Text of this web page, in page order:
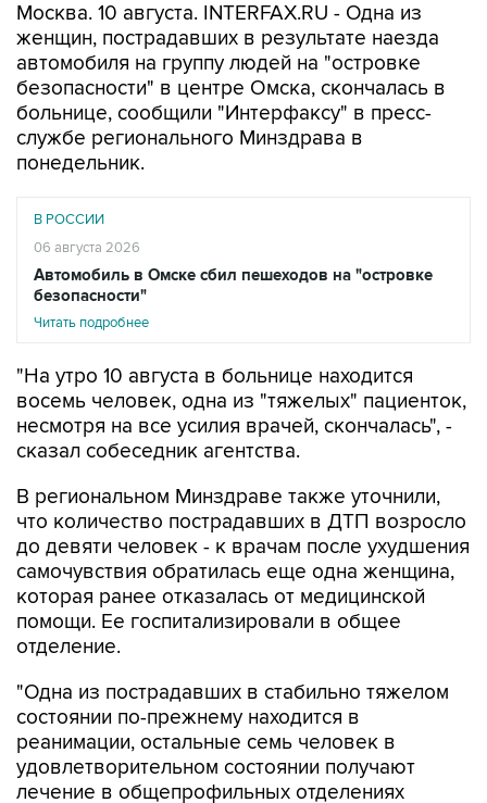
Москва. 10 августа. INTERFAX.RU - Одна из
женщин, пострадавших в результате наезда
автомобиля на группу людей на "островке
безопасности" в центре Омска, скончалась в
больнице, сообщили "Интерфаксу" в пресс-
службе регионального Минздрава в
понедельник.
В РОССИИ
06 августа 2026
Автомобиль в Омске сбил пешеходов на "островке
безопасности"
Читать подробнее
"На утро 10 августа в больнице находится
восемь человек, одна из "тяжелых" пациенток,
несмотря на все усилия врачей, скончалась", -
сказал собеседник агентства.
В региональном Минздраве также уточнили,
что количество пострадавших в ДТП возросло
до девяти человек - к врачам после ухудшения
самочувствия обратилась еще одна женщина,
которая ранее отказалась от медицинской
помощи. Ее госпитализировали в общее
отделение.
"Одна из пострадавших в стабильно тяжелом
состоянии по-прежнему находится в
реанимации, остальные семь человек в
удовлетворительном состоянии получают
лечение в общепрофильных отделениях